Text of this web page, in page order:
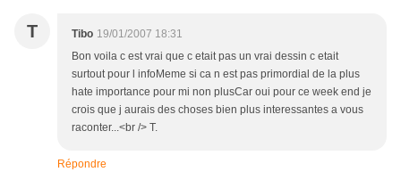
T Tibo 19/01/2007 18:31
Bon voila c est vrai que c etait pas un vrai dessin c etait
surtout pour l infoMeme si ca n est pas primordial de la plus
hate importance pour mi non plusCar oui pour ce week end je
crois que j aurais des choses bien plus interessantes a vous
raconter...<br /> T.
Répondre